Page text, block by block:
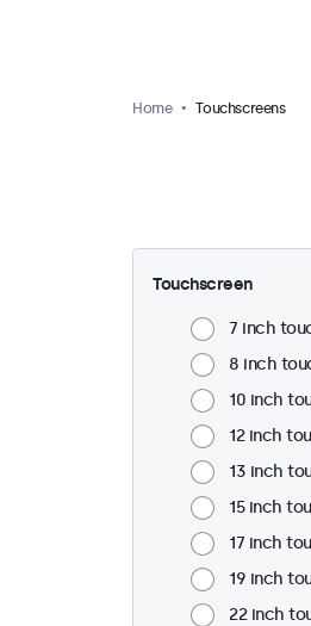
Home Touchscreens
Touchscreen
7 inch
8 inch
10 inch
12 inch
13 inch
15 inch
17 inch
19 inch
22 inch